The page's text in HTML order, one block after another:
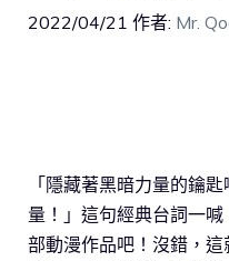
2022/04/21 作者: Mr.
「隱藏著黑暗力量的鑰
量！」這句經典台詞一
部動漫作品吧！沒錯，